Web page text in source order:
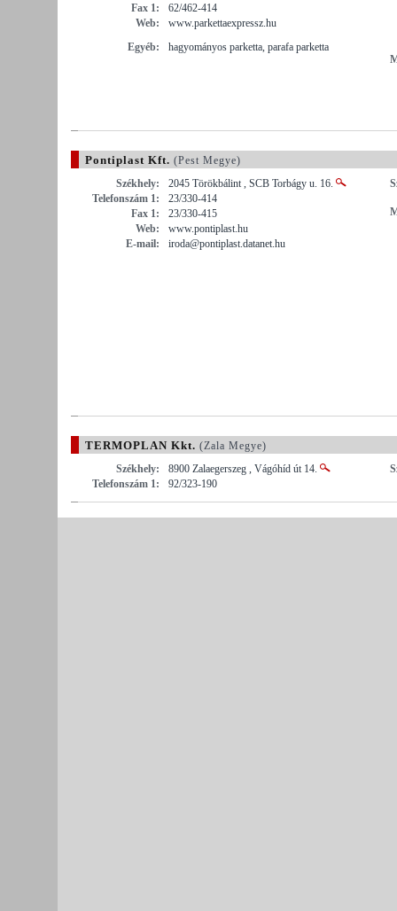
Fax 1:
62/462-414
Web:
www.parkettaexpressz.hu
Egyéb:
hagyományos parketta, parafa parketta
Pontiplast Kft. (Pest Megye)
Székhely:
2045 Törökbálint , SCB Torbágy u. 16.
Telefonszám 1:
23/330-414
Fax 1:
23/330-415
Web:
www.pontiplast.hu
E-mail:
iroda@pontiplast.datanet.hu
TERMOPLAN Kkt. (Zala Megye)
Székhely:
8900 Zalaegerszeg , Vágóhíd út 14.
Telefonszám 1:
92/323-190